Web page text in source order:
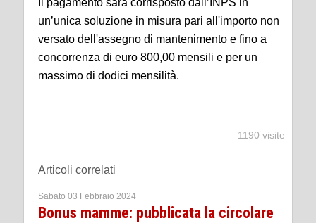
Il pagamento sarà corrisposto dall’INPS in
un’unica soluzione in misura pari all'importo non
versato dell'assegno di mantenimento e fino a
concorrenza di euro 800,00 mensili e per un
massimo di dodici mensilità.
1190 visite
Articoli correlati
Sabato 03 Febbraio 2024
Bonus mamme: pubblicata la circolare